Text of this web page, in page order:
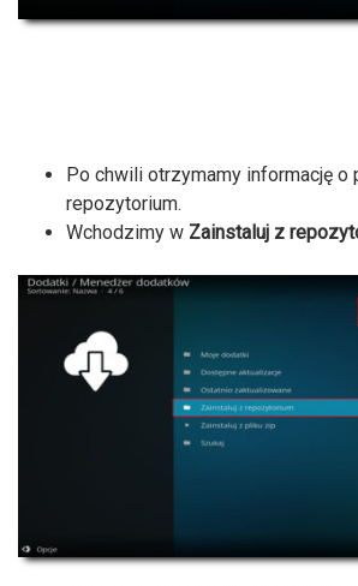
Po chwili otrzymamy informację o
repozytorium.
Wchodzimy w Zainstaluj z